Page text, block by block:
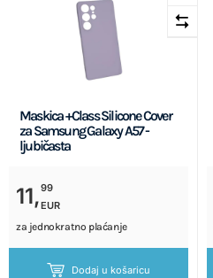
Maskica +Class Silicone Cover
za Samsung Galaxy A57 -
ljubičasta
11,99
EUR
za jednokratno plaćanje
Dodaj u košaricu